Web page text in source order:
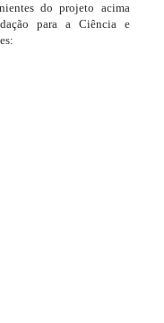
do projeto acima
para a Ciência e